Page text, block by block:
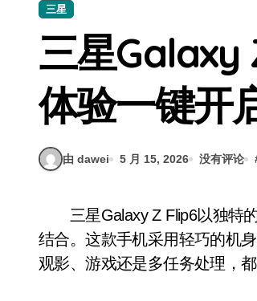
三星
三星Galaxy
体验一键开
由 dawei 5 月 15, 2026 没有评论
三星Galaxy Z Flip6以独特的折叠设计重新定义了智能手机的形态，将便携性与大屏体验完美
结合。这款手机采用轻巧的机
观影、游戏还是多任务处理，